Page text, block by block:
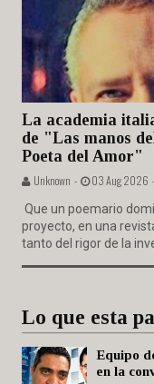
La academia
de "Las manos
Poeta del Amor"
Unknown - 03 Aug 2026 -
Que un poemario
proyecto, en una
tanto del rigor de la
Lo que esta
Equipo
en la